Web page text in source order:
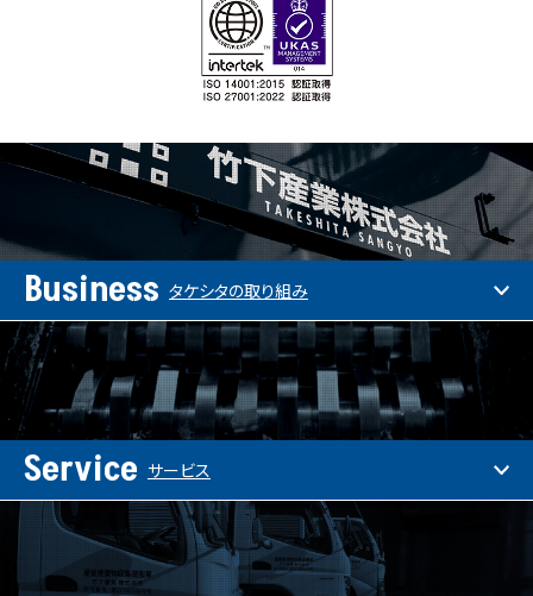
Business タケシタの取り組み
Service サービス